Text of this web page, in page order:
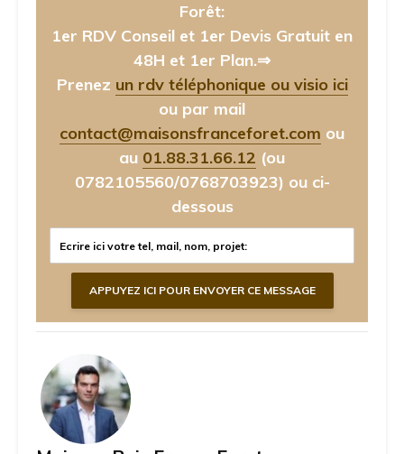
Forêt:
1er RDV Conseil et 1er Devis Gratuit en
48H et 1er Plan.⇒
Prenez un rdv téléphonique ou visio ici
ou par mail
contact@maisonsfranceforet.com ou
au 01.88.31.66.12 (ou
0782105560/0768703923) ou ci-
dessous